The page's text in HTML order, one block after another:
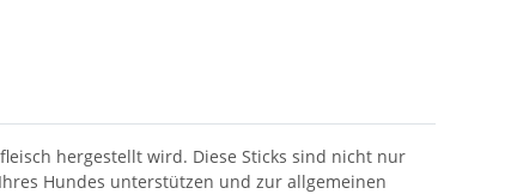
hergestellt wird. Diese Sticks sind nicht nur
Hundes unterstützen und zur allgemeinen